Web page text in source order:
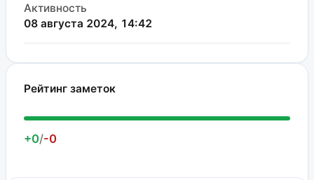
Активность
08 августа 2024, 14:42
Рейтинг заметок
+0/-0